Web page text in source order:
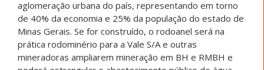
aglomeração urbana do país, representando em torno
de 40% da economia e 25% da população do estado de
Minas Gerais. Se for construído, o rodoanel será na
prática rodominério para a Vale S/A e outras
mineradoras ampliarem mineração em BH e RMBH e